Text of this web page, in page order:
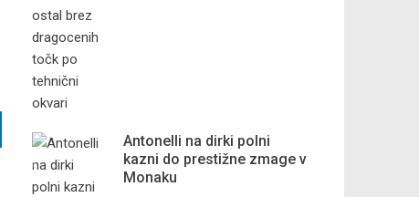
Antonelli na dirki polni
kazni do prestižne zmage v
Monaku